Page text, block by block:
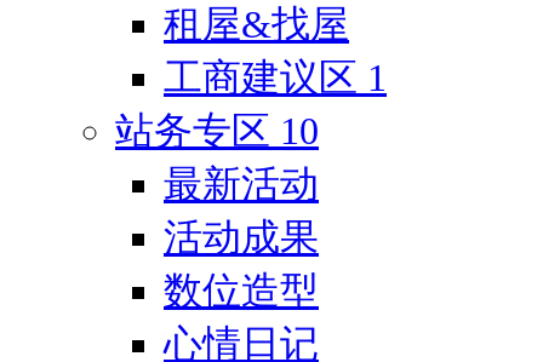
租屋&找屋
工商建议区 1
站务专区 10
最新活动
活动成果
数位造型
心情日记